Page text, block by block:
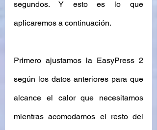
segundos. Y esto es lo que
aplicaremos a continuación.
Primero ajustamos la EasyPress 2
según los datos anteriores para que
alcance el calor que necesitamos
mientras acomodamos el resto del